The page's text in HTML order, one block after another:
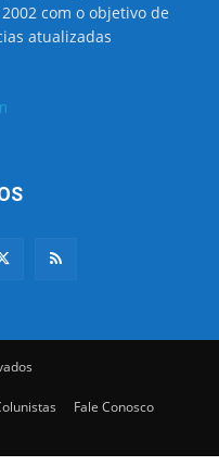
com o objetivo de
atualizadas
Fale Conosco